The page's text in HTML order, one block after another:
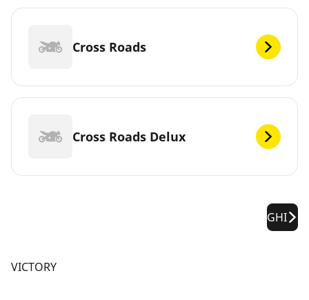
Cross Roads
Cross Roads Delux
GHI
VICTORY